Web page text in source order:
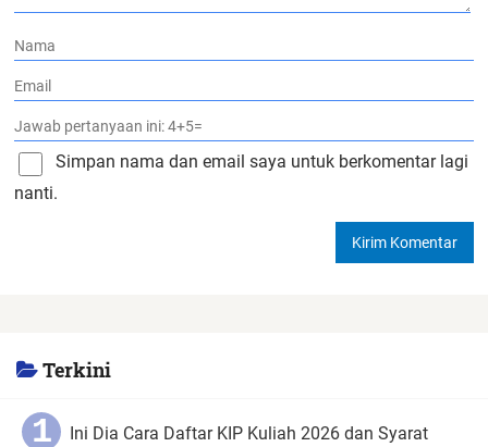
Simpan nama dan email saya untuk berkomentar lagi
nanti.
Terkini
Ini Dia Cara Daftar KIP Kuliah 2026 dan Syarat